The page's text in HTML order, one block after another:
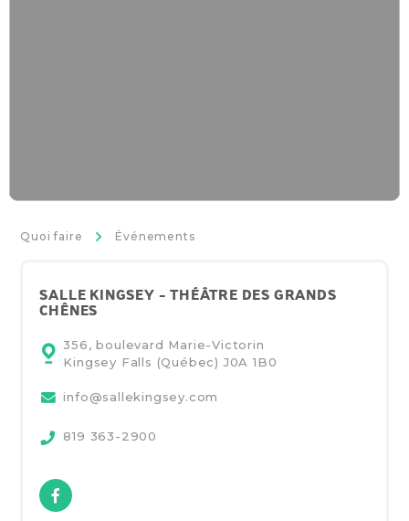
Quoi faire >
Événements
SALLE KINGSEY - THÉÂTRE DES GRANDS
CHÊNES
356, boulevard Marie-Victorin
Kingsey Falls (Québec) J0A 1B0
info@sallekingsey.com
819 363-2900
Facebook